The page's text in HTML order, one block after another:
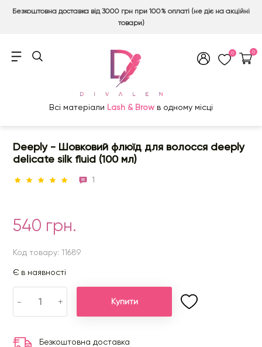
Безкоштовна доставка від 3000 грн при 100% оплаті (не діє на акційні
товари)
0 0
Всі матеріали Lash & Brow в одному місці
Deeply - Шовковий флюїд для волосся deeply
delicate silk fluid (100 мл)
1
540 грн.
Код товару: 11689
Є в наявності
- + Купити
Безкоштовна доставка